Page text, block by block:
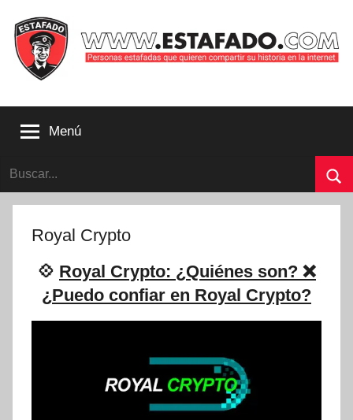
contenido
que
compartir
su
internet
Estafado.com
Menú
Buscar:
Royal Crypto
💠 Royal Crypto: ¿Quiénes son? ❌
¿Puedo confiar en Royal Crypto?